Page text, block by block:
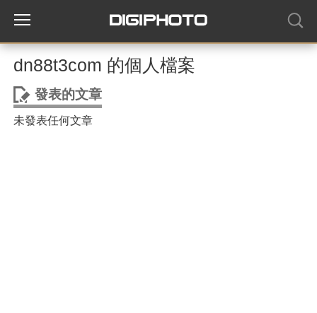
dn88t3com 的個人檔案
發表的文章
未發表任何文章